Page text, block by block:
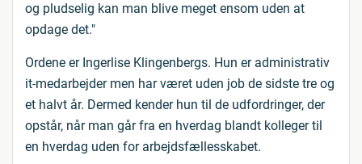
og pludselig kan man blive meget ensom uden at
opdage det."
Ordene er Ingerlise Klingenbergs. Hun er administrativ
it-medarbejder men har været uden job de sidste tre og
et halvt år. Dermed kender hun til de udfordringer, der
opstår, når man går fra en hverdag blandt kolleger til
en hverdag uden for arbejdsfællesskabet.